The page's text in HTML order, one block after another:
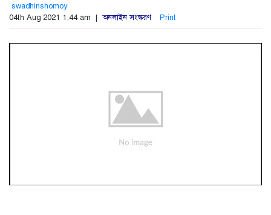
swadhinshomoy
04th Aug 2021 1:44 am | অনলাইন সংস্করণ Print